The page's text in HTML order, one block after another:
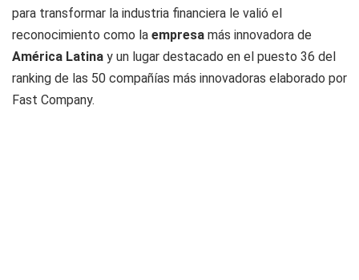
para transformar la industria financiera le valió el
reconocimiento como la empresa más innovadora de
América Latina y un lugar destacado en el puesto 36 del
ranking de las 50 compañías más innovadoras elaborado por
Fast Company.